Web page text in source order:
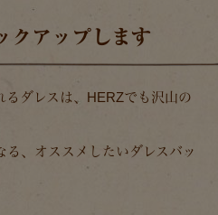
クアップします
るダレスは、HERZでも沢山の
、オススメしたいダレスバッ